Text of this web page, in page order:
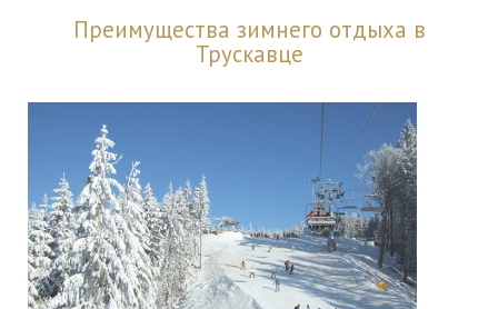
Преимущества зимнего отдыха в
Трускавце